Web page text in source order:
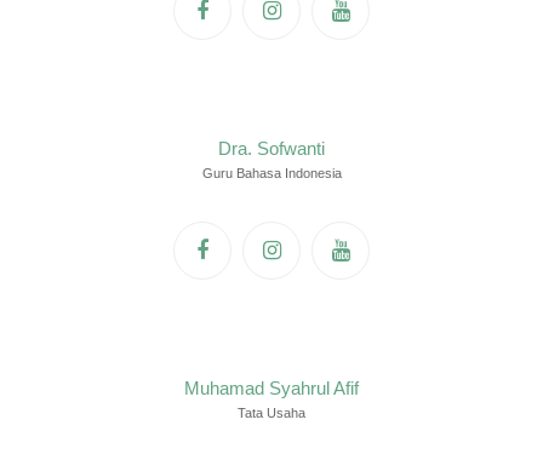
Dra. Sofwanti
Guru Bahasa Indonesia
Muhamad Syahrul Afif
Tata Usaha